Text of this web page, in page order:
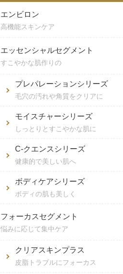
エンビロン
高機能スキンケア
エッセンシャルセグメント
すこやかな肌作りの
プレパレーションシリーズ
毛穴の汚れや角質をクリアに
モイスチャーシリーズ
しっとりとすこやかな肌に
C-クエンスシリーズ
健康的で美しい肌へ
ボディケアシリーズ
ボディの肌も美しく
フォーカスセグメント
悩みに応じて集中ケア
クリアスキンプラス
皮脂トラブルにフォーカス